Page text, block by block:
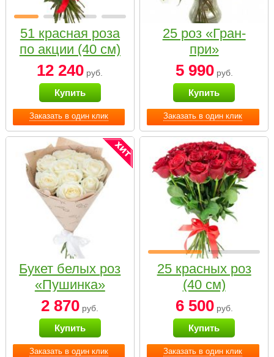
Заказать в один клик
51 красная роза
по акции (40 см)
12 240 руб.
Купить
Заказать в один клик
25 роз «Гран-
при»
5 990руб.
Купить
Заказать в один клик
Букет белых роз
«Пушинка»
2 870 руб.
Купить
Заказать в один клик
25 красных роз
(40 см)
6 500руб.
Купить